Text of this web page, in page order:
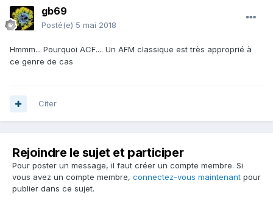
gb69
Posté(e) 5 mai 2018
Hmmm... Pourquoi ACF.... Un AFM classique est très approprié à
ce genre de cas
Citer
Rejoindre le sujet et participer
Pour poster un message, il faut créer un compte membre. Si
vous avez un compte membre, connectez-vous maintenant pour
publier dans ce sujet.